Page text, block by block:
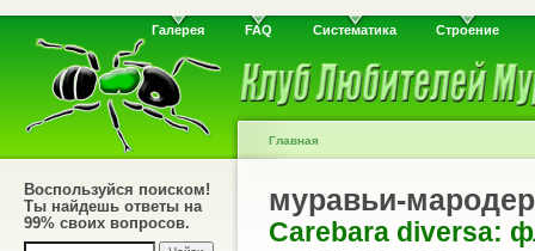
Галерея FAQ Систематика Строение
Воспользуйся поиском!
Ты найдешь ответы на
99% своих вопросов.
Главная
муравьи-
Carebara diversa: